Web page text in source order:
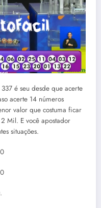
é seu desde que acerte
acerte 14 números
valor que costuma ficar
Mil. E você apostador
situações.